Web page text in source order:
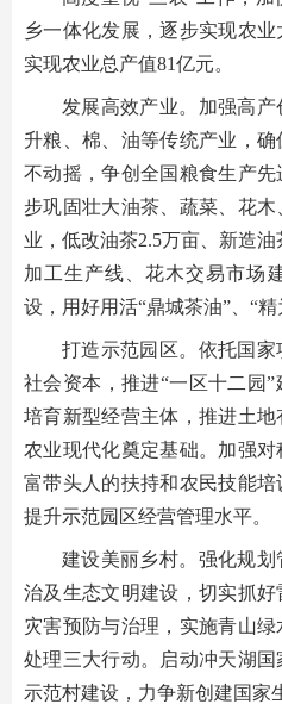
乡一体化发展，逐步实现农
实现农业总产值81亿元。
发展高效产业。加强高
升粮、棉、油等传统产业，
不动摇，争创全国粮食生产
步巩固壮大油茶、蔬菜、花
业，低改油茶2.5万亩、新造
加工生产线、花木交易市场
设，用好用活“鼎城茶油”、“精
打造示范园区。依托国
社会资本，推进“一区十二园”
培育新型经营主体，推进土地
农业现代化奠定基础。加强
富带头人的扶持和农民技能培
提升示范园区经营管理水平。
建设美丽乡村。强化规
治及生态文明建设，切实抓
灾害预防与治理，实施青山
处理三大行动。启动冲天湖
示范村建设，力争新创建国家